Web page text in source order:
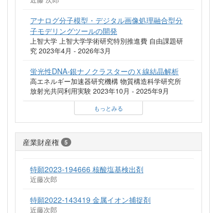
アナログ分子模型・デジタル画像処理融合型分
子モデリングツールの開発
上智大学 上智大学学術研究特別推進費 自由課題研
究 2023年4月 - 2026年3月
蛍光性DNA-銀ナノクラスターのＸ線結晶解析
高エネルギー加速器研究機構 物質構造科学研究所
放射光共同利用実験 2023年10月 - 2025年9月
もっとみる
産業財産権 5
特願2023-194666 核酸塩基検出剤
近藤次郎
特願2022-143419 金属イオン捕捉剤
近藤次郎